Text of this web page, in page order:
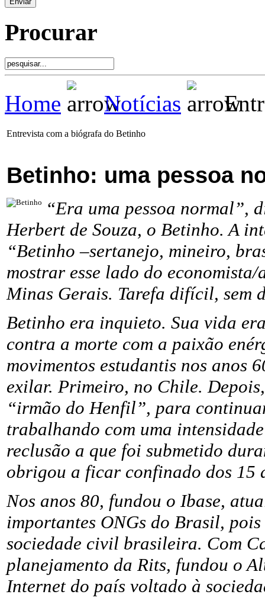
Procurar
Home Notícias
Entrevista com a biógrafa do Betinho
Betinho: uma pessoa
“Era uma pessoa normal”,
Herbert de Souza, o Betinho. A
“Betinho –sertanejo, mineiro,
mostrar esse lado do
Minas Gerais. Tarefa difícil, sem
Betinho era inquieto. Sua vida
contra a morte com a paixão
movimentos estudantis nos anos
exilar. Primeiro, no Chile.
“irmão do Henfil”, para
trabalhando com uma
reclusão a que foi submetido
obrigou a ficar confinado dos 15
Nos anos 80, fundou o Ibase,
importantes ONGs do Brasil,
sociedade civil brasileira. Com
planejamento da Rits, fundou o
Internet do país voltado à